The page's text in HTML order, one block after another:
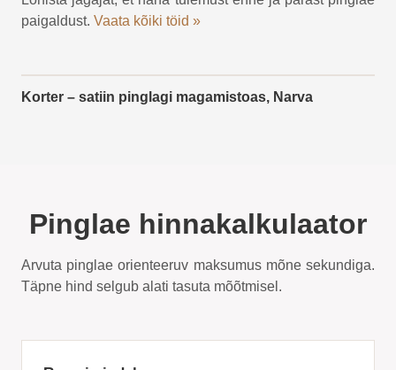
paigaldust. Vaata kõiki töid »
Korter – satiin pinglagi magamistoas, Narva
Pinglae hinnakalkulaator
Arvuta pinglae orienteeruv maksumus mõne sekundiga.
Täpne hind selgub alati tasuta mõõtmisel.